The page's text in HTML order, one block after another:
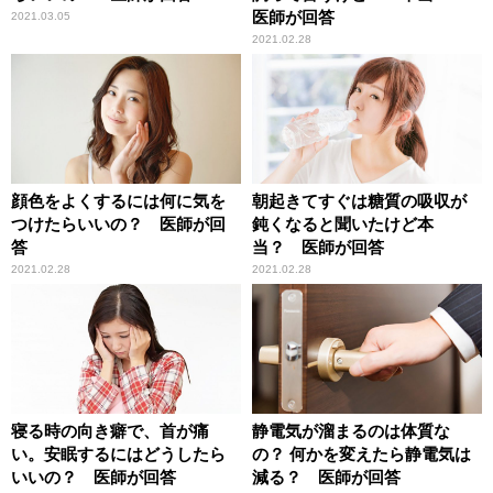
2021.03.05
医師が回答
2021.02.28
顔色をよくするには何に気を
つけたらいいの？ 医師が回
答
2021.02.28
朝起きてすぐは糖質の吸収が
鈍くなると聞いたけど本
当？ 医師が回答
2021.02.28
寝る時の向き癖で、首が痛
い。安眠するにはどうしたら
いいの？ 医師が回答
静電気が溜まるのは体質な
の？ 何かを変えたら静電気は
減る？ 医師が回答